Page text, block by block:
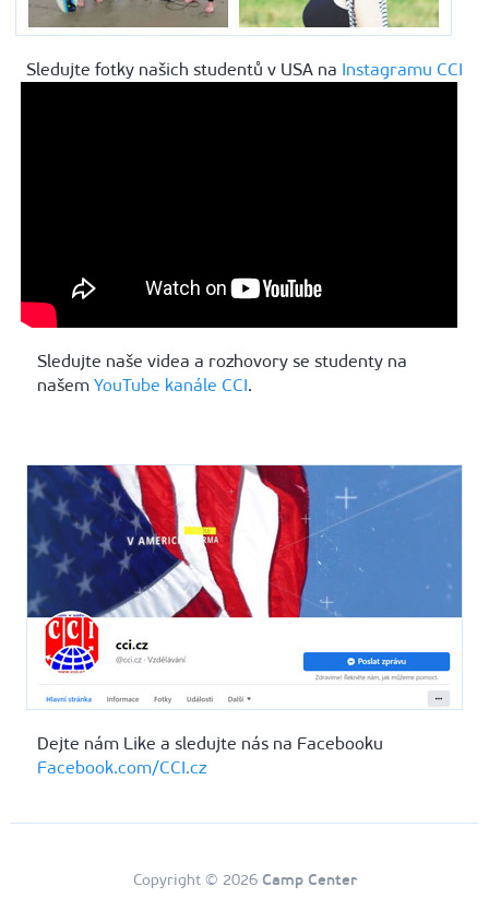
Sledujte fotky našich studentů v USA na Instagramu CCI
Sledujte naše videa a rozhovory se studenty na
našem YouTube kanále CCI.
Dejte nám Like a sledujte nás na Facebooku
Facebook.com/CCI.cz
Copyright © 2026 Camp Center